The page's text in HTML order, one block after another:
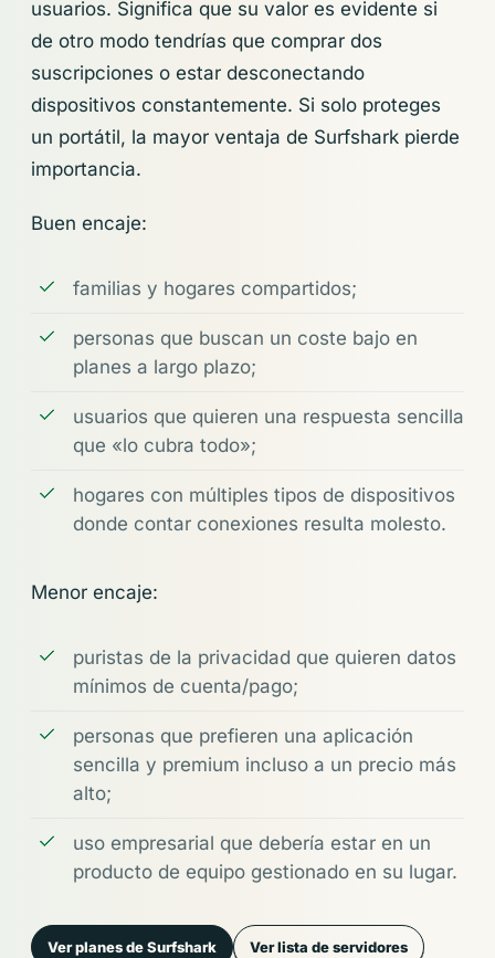
usuarios. Significa que su valor es evidente si
de otro modo tendrías que comprar dos
suscripciones o estar desconectando
dispositivos constantemente. Si solo proteges
un portátil, la mayor ventaja de Surfshark pierde
importancia.
Buen encaje:
familias y hogares compartidos;
personas que buscan un coste bajo en
planes a largo plazo;
usuarios que quieren una respuesta sencilla
que «lo cubra todo»;
hogares con múltiples tipos de dispositivos
donde contar conexiones resulta molesto.
Menor encaje:
puristas de la privacidad que quieren datos
mínimos de cuenta/pago;
personas que prefieren una aplicación
sencilla y premium incluso a un precio más
alto;
uso empresarial que debería estar en un
producto de equipo gestionado en su lugar.
Ver planes de Surfshark Ver lista de servidores